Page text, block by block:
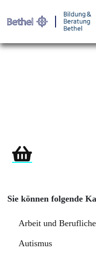
Sie können folgende
Arbeit und
Autismus